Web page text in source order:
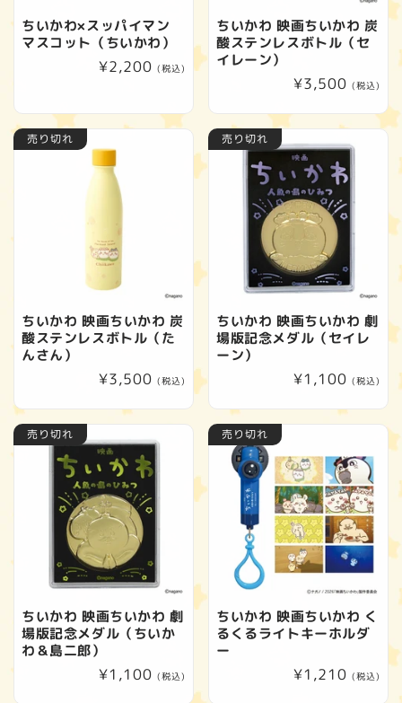
ちいかわ×スッパイマン
マスコット（ちいかわ）
通
¥2,200 (税込)
ちいかわ 映画ちいかわ 炭
酸ステンレスボトル（セ
イレーン）
通
価
格
¥3,500 (税込)
売り切れ
ちいかわ 映画ちいかわ 炭
酸ステンレスボトル（た
んさん）
通
価
格
¥3,500 (税込)
売り切れ
ちいかわ 映画ちいかわ 劇
場版記念メダル（セイレ
ーン）
通
¥1,100 (税込)
売り切れ
ちいかわ 映画ちいかわ 劇
場版記念メダル（ちいか
わ＆島二郎）
通
¥1,100 (税込)
売り切れ
ちいかわ 映画ちいかわ く
るくるライトキーホルダ
ー
通
¥1,210 (税込)